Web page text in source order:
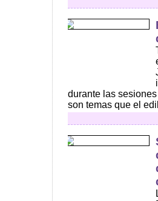
durante las
son temas que el